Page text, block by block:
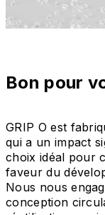
Bon pour
GRIP O est
qui a un impact
choix idéal pour
faveur du
Nous nous
conception